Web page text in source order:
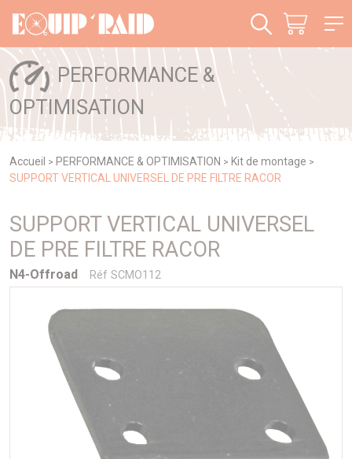
PERFORMANCE &
OPTIMISATION
Accueil > PERFORMANCE & OPTIMISATION > Kit de montage >
SUPPORT VERTICAL UNIVERSEL DE PRE FILTRE RACOR
SUPPORT VERTICAL UNIVERSEL
DE PRE FILTRE RACOR
N4-Offroad Réf SCMO112
Panneau de gestion des cookies